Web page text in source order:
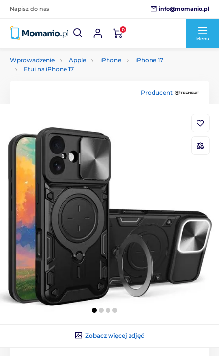
Napisz do nas info@momanio.pl
0
Menu
Wprowadzenie Apple iPhone
iPhone 17
Etui na iPhone 17
Producent
Zobacz więcej zdjęć